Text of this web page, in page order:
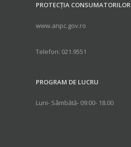
PROTECȚIA CONSUMATORILOR
www.anpc.gov.ro
Telefon: 021.9551
PROGRAM DE LUCRU
Luni- Sâmbătă- 09:00- 18.00